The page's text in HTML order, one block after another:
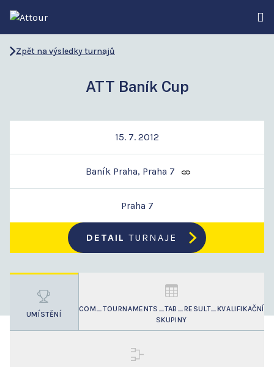
Zpět na výsledky turnajů
ATT Baník Cup
15. 7. 2012
Baník Praha, Praha 7
Praha 7
DETAIL TURNAJE
UMÍSTĚNÍ
COM_TOURNAMENTS_TAB_RESULT_KVALIFIKAČNÍ
SKUPINY